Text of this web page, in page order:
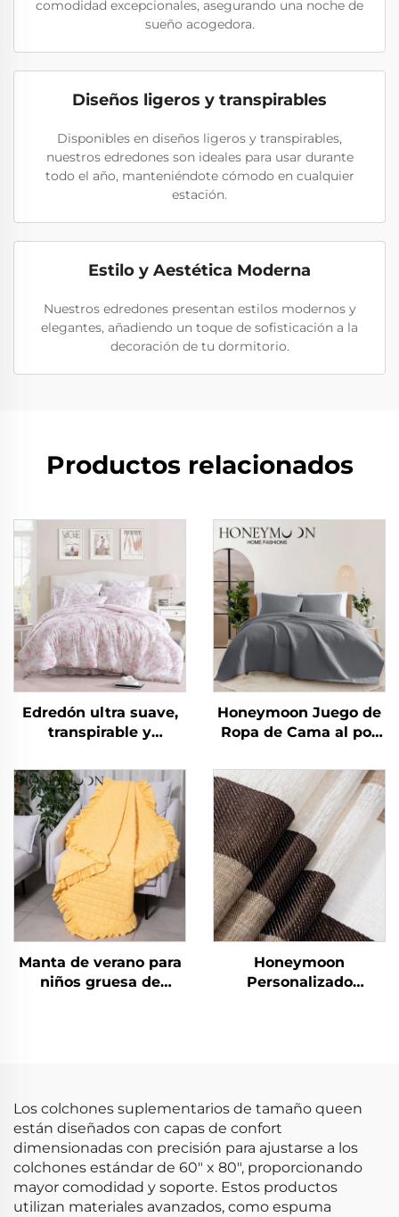
comodidad excepcionales, asegurando una noche de
sueño acogedora.
Diseños ligeros y transpirables
Disponibles en diseños ligeros y transpirables,
nuestros edredones son ideales para usar durante
todo el año, manteniéndote cómodo en cualquier
estación.
Estilo y Aestética Moderna
Nuestros edredones presentan estilos modernos y
elegantes, añadiendo un toque de sofisticación a la
decoración de tu dormitorio.
Productos relacionados
Edredón ultra suave,
transpirable y
de microfibra de
eucalipto, ligero,
alternativo a plumas y
edredón
Honeymoon Juego de
Ropa de Cama al por
Microfibra Edredón
Colcha y Cubrecamas
Manta de verano para
niños gruesa de
Honeymoon
Personalizado
Los colchones suplementarios de tamaño queen
están diseñados con capas de confort
dimensionadas con precisión para ajustarse a los
colchones estándar de 60" x 80", proporcionando
mayor comodidad y soporte. Estos productos
utilizan materiales avanzados, como espuma